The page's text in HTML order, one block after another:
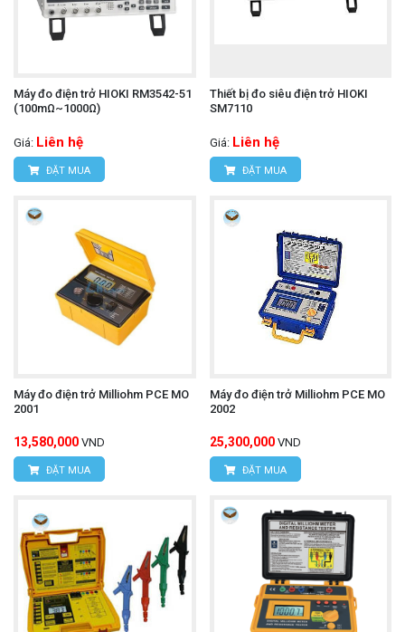
Máy đo điện trở HIOKI RM3542-51
(100mΩ~1000Ω)
Giá: Liên hệ
ĐẶT MUA
Thiết bị đo siêu điện trở HIOKI
SM7110
Giá: Liên hệ
ĐẶT MUA
Máy đo điện trở Milliohm PCE MO
2001
13,580,000 VND
ĐẶT MUA
Máy đo điện trở Milliohm PCE MO
2002
25,300,000 VND
ĐẶT MUA